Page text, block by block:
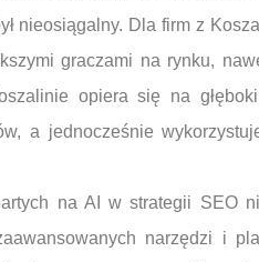
nieosiągalny. Dla firm z
graczami na rynku,
opiera się na
a jednocześnie
na AI w strategii SEO
narzędzi i